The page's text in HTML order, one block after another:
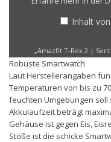
#TRex2InSpace“
anzeigen
Inhalt
„Amazfit T-Rex 2 |
Robuste Smartwatch
Laut Herstellerangaben
Temperaturen von bis zu
feuchten Umgebungen
Akkulaufzeit beträgt
Gehäuse ist gegen Eis,
Stöße ist die schicke